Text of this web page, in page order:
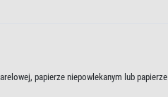
papierze niepowlekanym lub papierze